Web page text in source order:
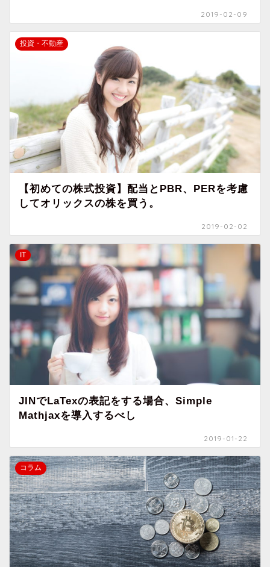
2019-02-09
投資・不動産
【初めての株式投資】配当とPBR、PERを考慮
してオリックスの株を買う。
2019-02-02
IT
JINでLaTexの表記をする場合、Simple
Mathjaxを導入するべし
2019-01-22
コラム